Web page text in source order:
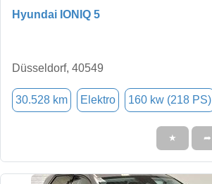
Hyundai IONIQ 5
Düsseldorf, 40549
30.528 km Elektro 160 kw (218 PS)
★ ➦